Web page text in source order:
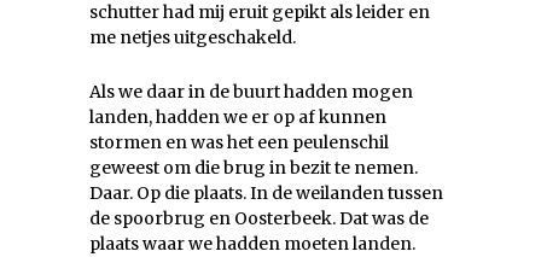
schutter had mij eruit gepikt als leider en
me netjes uitgeschakeld.
Als we daar in de buurt hadden mogen
landen, hadden we er op af kunnen
stormen en was het een peulenschil
geweest om die brug in bezit te nemen.
Daar. Op die plaats. In de weilanden tussen
de spoorbrug en Oosterbeek. Dat was de
plaats waar we hadden moeten landen.